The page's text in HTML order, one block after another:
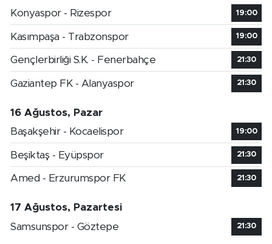
Konyaspor - Rizespor
19:00
Kasımpaşa - Trabzonspor 19:00
Gençlerbirliği S.K. - Fenerbahçe 21:30
Gaziantep FK - Alanyaspor 21:30
16 Ağustos, Pazar
Başakşehir - Kocaelispor
19:00
Beşiktaş - Eyüpspor 21:30
Amed - Erzurumspor FK 21:30
17 Ağustos, Pazartesi
Samsunspor - Göztepe
21:30